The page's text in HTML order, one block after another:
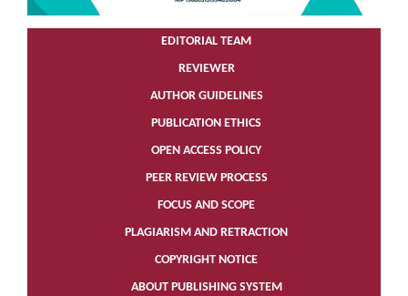
EDITORIAL TEAM
REVIEWER
AUTHOR GUIDELINES
PUBLICATION ETHICS
OPEN ACCESS POLICY
PEER REVIEW PROCESS
FOCUS AND SCOPE
PLAGIARISM AND RETRACTION
COPYRIGHT NOTICE
ABOUT PUBLISHING SYSTEM